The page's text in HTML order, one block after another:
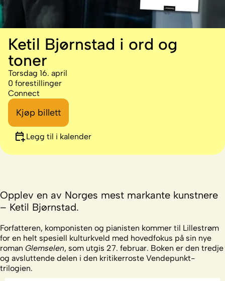
Ketil Bjørnstad i ord og
toner
Torsdag 16. april
0 forestillinger
Connect
Kjøp billett
Legg til i kalender
Opplev en av Norges mest markante kunstnere
– Ketil Bjørnstad.
Forfatteren, komponisten og pianisten kommer til Lillestrøm
for en helt spesiell kulturkveld med hovedfokus på sin nye
roman Glemselen, som utgis 27. februar. Boken er den tredje
og avsluttende delen i den kritikerroste Vendepunkt-
trilogien.